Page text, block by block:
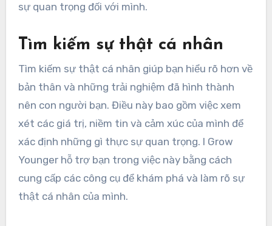
sự quan trọng đối với mình.
Tìm kiếm sự thật cá nhân
Tìm kiếm sự thật cá nhân giúp bạn hiểu rõ hơn về
bản thân và những trải nghiệm đã hình thành
nên con người bạn. Điều này bao gồm việc xem
xét các giá trị, niềm tin và cảm xúc của mình để
xác định những gì thực sự quan trọng. I Grow
Younger hỗ trợ bạn trong việc này bằng cách
cung cấp các công cụ để khám phá và làm rõ sự
thật cá nhân của mình.